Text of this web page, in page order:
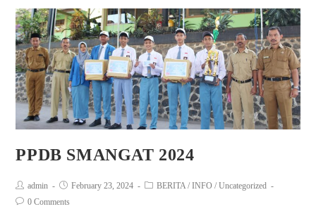
PPDB SMANGAT 2024
admin February 23, 2024 BERITA / INFO / Uncategorized
0 Comments